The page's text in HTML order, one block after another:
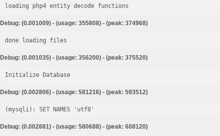
loading php4 entity decode functions
Debug: (0.001009) - (usage: 355808) - (peak: 374968)
done loading files
Debug: (0.001035) - (usage: 356200) - (peak: 375520)
Initialize Database
Debug: (0.002806) - (usage: 581216) - (peak: 593512)
Debug: (0.002881) - (usage: 580688) - (peak: 608120)